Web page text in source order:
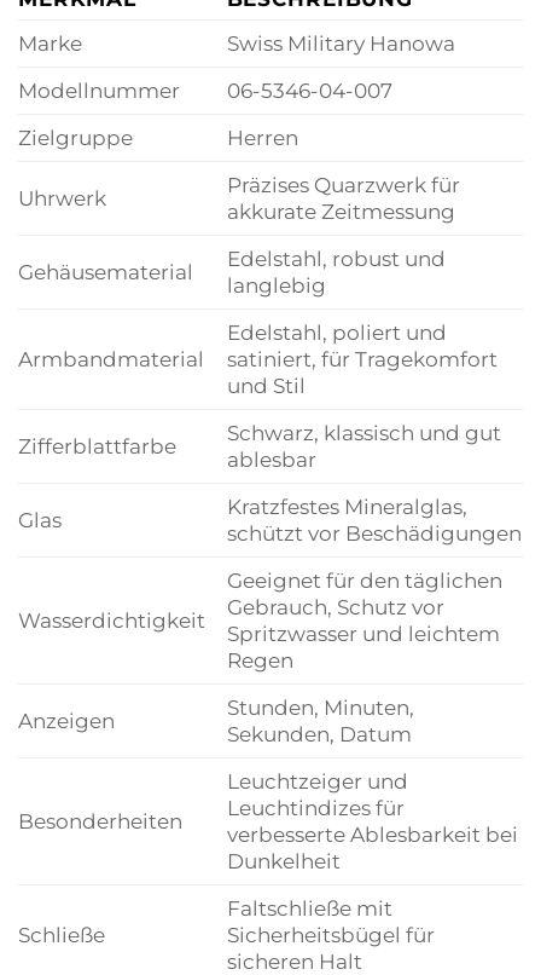
Marke
Swiss Military Hanowa
Modellnummer
06-5346-04-007
Zielgruppe
Herren
Uhrwerk
Präzises Quarzwerk für
akkurate Zeitmessung
Gehäusematerial
Edelstahl, robust und
langlebig
Armbandmaterial
Edelstahl, poliert und
satiniert, für Tragekomfort
und Stil
Zifferblattfarbe
Schwarz, klassisch und gut
ablesbar
Glas
Kratzfestes Mineralglas,
schützt vor Beschädigungen
Wasserdichtigkeit
Geeignet für den täglichen
Gebrauch, Schutz vor
Spritzwasser und leichtem
Regen
Anzeigen
Stunden, Minuten,
Sekunden, Datum
Besonderheiten
Leuchtzeiger und
Leuchtindizes für
verbesserte Ablesbarkeit bei
Dunkelheit
Schließe
Faltschließe mit
Sicherheitsbügel für
sicheren Halt